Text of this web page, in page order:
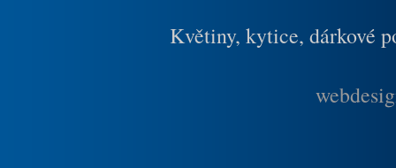
Květiny, kytice, dárkové